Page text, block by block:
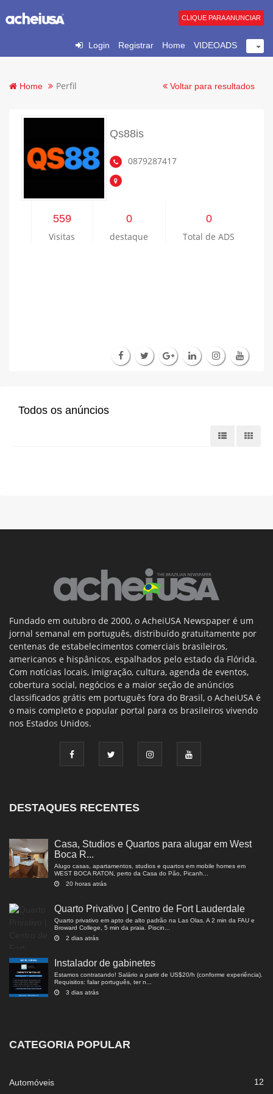
Login Registrar Home VIDEOADS
CLIQUE PARA ANUNCIAR
Home Perfil Voltar para resultados
Qs88is
0879287417
559
Visitas
0
destaque
0
Total de ADS
Todos os anúncios
Fundado em outubro de 2000, o AcheiUSA Newspaper é um
jornal semanal em português, distribuído gratuitamente por
centenas de estabelecimentos comerciais brasileiros,
americanos e hispânicos, espalhados pelo estado da Flórida.
Com notícias locais, imigração, cultura, agenda de eventos,
cobertura social, negócios e a maior seção de anúncios
classificados grátis em português fora do Brasil, o AcheiUSA é
o mais completo e popular portal para os brasileiros vivendo
nos Estados Unidos.
DESTAQUES RECENTES
Casa, Studios e Quartos para alugar em West
Boca R...
Alugo casas, apartamentos, studios e quartos em mobile homes em
WEST BOCA RATON, perto da Casa do Pão, Picanh...
20 horas atrás
Quarto Privativo | Centro de Fort Lauderdale
Quarto privativo em apto de alto padrão na Las Olas. A 2 min da FAU e
Broward College, 5 min da praia. Piscin...
2 dias atrás
Instalador de gabinetes
Estamos contratando! Salário a partir de US$20/h (conforme experiência).
Requisitos: falar português, ter n...
3 dias atrás
CATEGORIA POPULAR
Automóveis 12